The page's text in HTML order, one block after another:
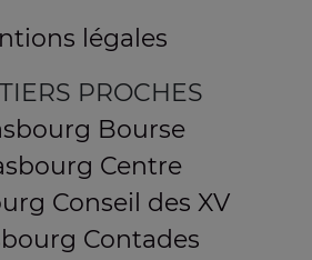
légales
PROCHES
Bourse
Centre
Conseil des XV
Contades